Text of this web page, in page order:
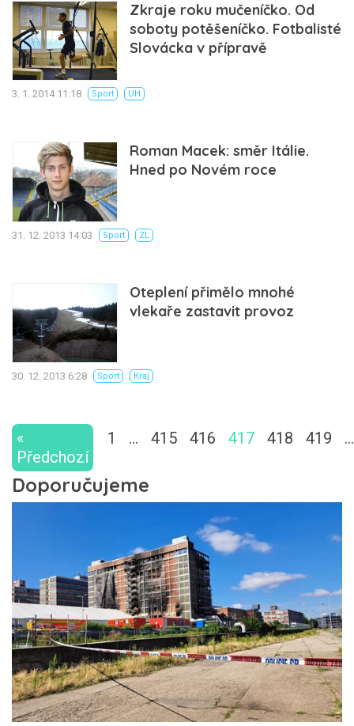
Zkraje roku mučeníčko. Od
soboty potěšeníčko. Fotbalisté
Slovácka v přípravě
3. 1. 2014 11:18 Sport UH
Roman Macek: směr Itálie.
Hned po Novém roce
31. 12. 2013 14:03 Sport ZL
Oteplení přimělo mnohé
vlekaře zastavit provoz
30. 12. 2013 6:28 Sport Kraj
«
Předchozí
1 … 415 416 417 418 419 …